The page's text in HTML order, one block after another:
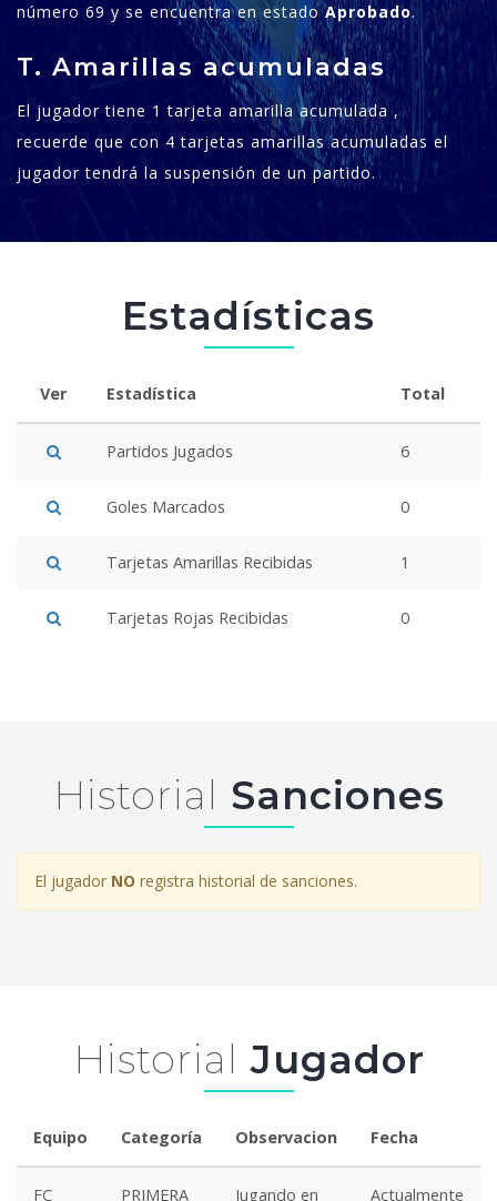
número 69 y se encuentra en estadoAprobado.
T. Amarillas acumuladas
El jugador tiene 1 tarjeta amarilla acumulada ,
recuerde que con 4 tarjetas amarillas acumuladas el
jugador tendrá la suspensión de un partido.
Estadísticas
Ver Estadística Total
Partidos Jugados 6
Goles Marcados 0
Tarjetas Amarillas Recibidas 1
Tarjetas Rojas Recibidas 0
Historial Sanciones
El jugador NO registra historial de sanciones.
Historial Jugador
Equipo Categoría Observacion Fecha
FC
PRIMERA
Jugando en
Actualmente